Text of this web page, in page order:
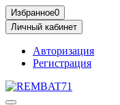
Избранное0
Личный кабинет
Авторизация
Регистрация